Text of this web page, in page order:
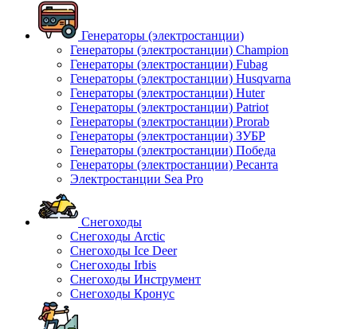
Генераторы (электростанции)
Генераторы (электростанции) Champion
Генераторы (электростанции) Fubag
Генераторы (электростанции) Husqvarna
Генераторы (электростанции) Huter
Генераторы (электростанции) Patriot
Генераторы (электростанции) Prorab
Генераторы (электростанции) ЗУБР
Генераторы (электростанции) Победа
Генераторы (электростанции) Ресанта
Электростанции Sea Pro
Снегоходы
Снегоходы Arctic
Снегоходы Ice Deer
Снегоходы Irbis
Снегоходы Инструмент
Снегоходы Кронус